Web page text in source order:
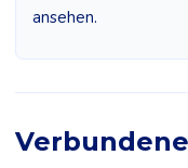
ansehen.